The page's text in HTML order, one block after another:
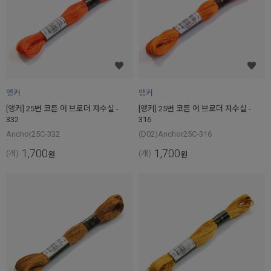
앵커
[앵커] 25번 코튼 어 브로더 자수실 -
332
Anchor25C-332
(개) 1,700원
앵커
[앵커] 25번 코튼 어 브로더 자수실 -
316
(D02)Anchor25C-316
(개) 1,700원